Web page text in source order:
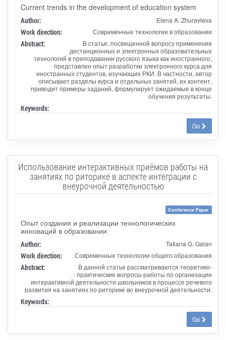
Current trends in the development of education system
Author: Elena A. Zhuravleva
Work direction: Современные технологии в образовании
Abstract:
В статье, посвященной вопросу применения
дистанционных и электронных образовательных
технологий в преподавании русского языка как иностранного,
представлен опыт разработки электронного курса для
иностранных студентов, изучающих РКИ. В частности, автор
описывает разделы курса и отдельных занятий, их контент,
приводит примеры заданий, формулирует ожидаемые в конце
обучения результаты.
Keywords:
Go
Использование интерактивных приёмов работы на
занятиях по риторике в аспекте интеграции с
внеурочной деятельностью
Conference Paper
Опыт создания и реализации технологических
инноваций в образовании
Author: Tatiana G. Galan
Work direction: Современные технологии общего образования
Abstract:
В данной статье рассматриваются теоретико-
практические вопросы работы по организации
интерактивной деятельности школьников в процессе речевого
развития на занятиях по риторике во внеурочной деятельности.
Keywords:
Go